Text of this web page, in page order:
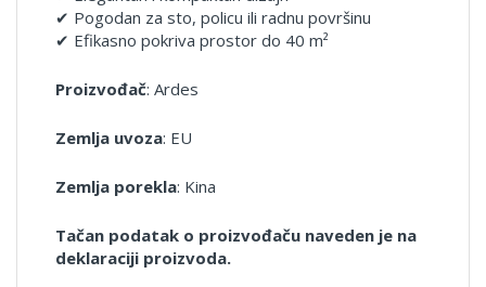
✔ Pogodan za sto, policu ili radnu površinu
✔ Efikasno pokriva prostor do 40 m²
Proizvođač: Ardes
Zemlja uvoza: EU
Zemlja porekla: Kina
Tačan podatak o proizvođaču naveden je na
deklaraciji proizvoda.